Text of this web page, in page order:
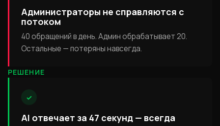
Администраторы не справляются с
потоком
40 обращений в день. Админ обрабатывает 20.
Остальные — потеряны навсегда.
РЕШЕНИЕ
✓
AI отвечает за 47 секунд — всегда